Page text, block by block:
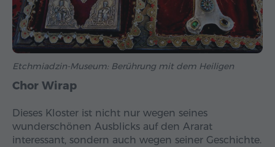
Etchmiadzin-Museum: Berührung mit dem Heiligen
Chor Wirap
Dieses Kloster ist nicht nur wegen seines
wunderschönen Ausblicks auf den Ararat
interessant, sondern auch wegen seiner Geschichte.